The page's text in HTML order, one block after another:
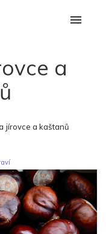
a
jírovce a kaštanů